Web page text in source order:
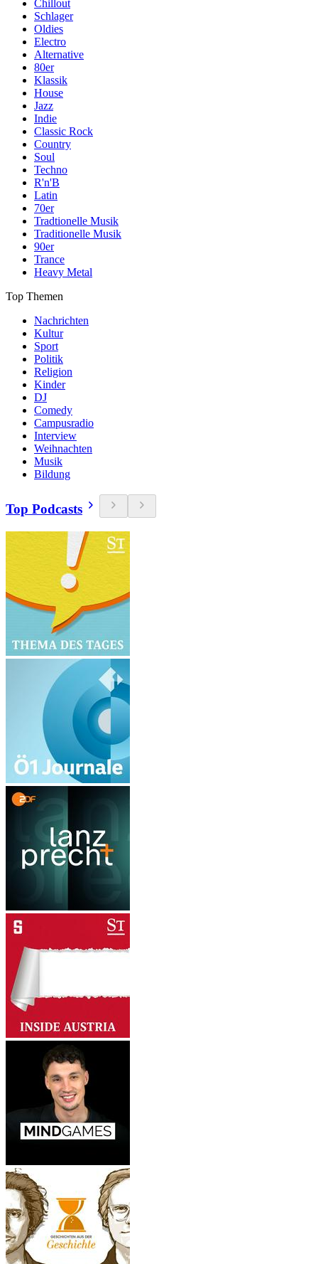
Chillout
Schlager
Oldies
Electro
Alternative
80er
Klassik
House
Jazz
Indie
Classic Rock
Country
Soul
Techno
R'n'B
Latin
70er
Tradtionelle Musik
Traditionelle Musik
90er
Trance
Heavy Metal
Top Themen
Nachrichten
Kultur
Sport
Politik
Religion
Kinder
DJ
Comedy
Campusradio
Interview
Weihnachten
Musik
Bildung
Top Podcasts